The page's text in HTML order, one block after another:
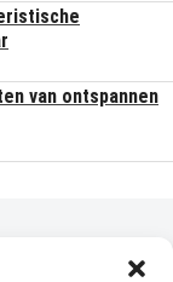
van ontspannen
je e-mail?